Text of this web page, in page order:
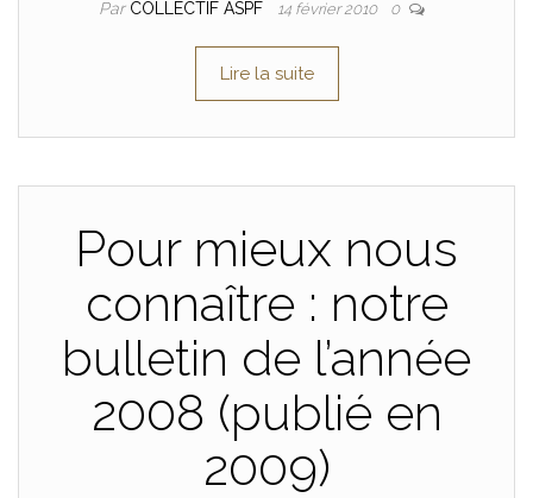
Par COLLECTIF ASPF 14 février 2010 0
Lire la suite
Pour mieux nous
connaître : notre
bulletin de l’année
2008 (publié en
2009)